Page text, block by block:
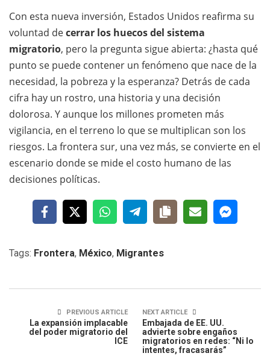
Con esta nueva inversión, Estados Unidos reafirma su
voluntad decerrar los huecos del sistema
migratorio, pero la pregunta sigue abierta: ¿hasta qué
punto se puede contener un fenómeno que nace de la
necesidad, la pobreza y la esperanza? Detrás de cada
cifra hay un rostro, una historia y una decisión
dolorosa. Y aunque los millones prometen más
vigilancia, en el terreno lo que se multiplican son los
riesgos. La frontera sur, una vez más, se convierte en el
escenario donde se mide el costo humano de las
decisiones políticas.
Tags: Frontera, México, Migrantes
PREVIOUS ARTICLE
La expansión implacable
del poder migratorio del
ICE
NEXT ARTICLE
Embajada de EE. UU.
advierte sobre engaños
migratorios en redes: “Ni lo
intentes, fracasarás”